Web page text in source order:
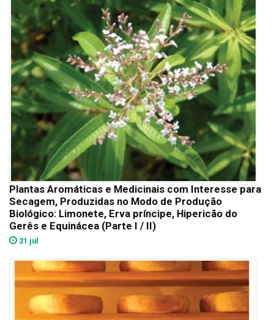
Plantas Aromáticas e Medicinais com Interesse para
Secagem, Produzidas no Modo de Produção
Biológico: Limonete, Erva príncipe, Hipericão do
Gerês e Equinácea (Parte I / II)
21 jul